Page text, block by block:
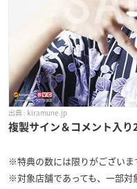
kiramune.jp
複製サイン＆コメント入り
※特典の数には限りがございま
※対象店舗であっても、一部対